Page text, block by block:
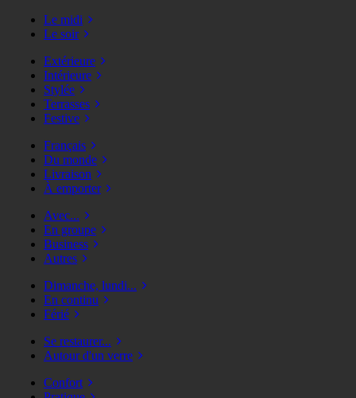
Le midi
Le soir
Extérieure
Intérieure
Stylée
Terrasses
Festive
Français
Du monde
Livraison
À emporter
Avec...
En groupe
Business
Autres
Dimanche, lundi...
En continu
Férié
Se restaurer...
Autour d'un verre
Confort